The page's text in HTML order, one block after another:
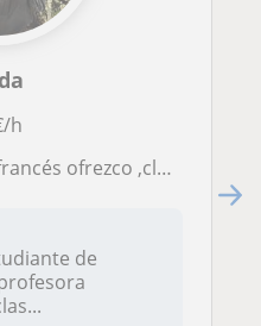
h
,clases para niños!
de